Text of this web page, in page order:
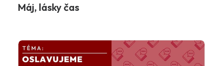
Máj, lásky čas